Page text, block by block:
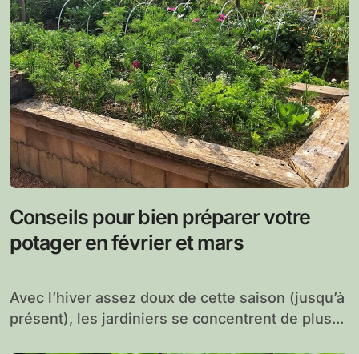
Conseils pour bien préparer votre
potager en février et mars
Avec l’hiver assez doux de cette saison (jusqu’à
présent), les jardiniers se concentrent de plus...